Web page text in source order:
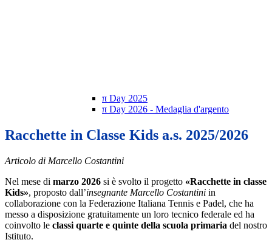
π Day 2025
π Day 2026 - Medaglia d'argento
Racchette in Classe Kids a.s. 2025/2026
Articolo di Marcello Costantini
Nel mese di marzo 2026 si è svolto il progetto «Racchette in classe
Kids», proposto dall’insegnante Marcello Costantini in
collaborazione con la Federazione Italiana Tennis e Padel, che ha
messo a disposizione gratuitamente un loro tecnico federale ed ha
coinvolto le classi quarte e quinte della scuola primaria del nostro
Istituto.